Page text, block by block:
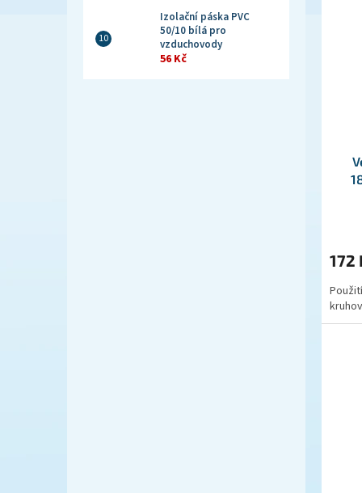
Izolační páska PVC
50/10 bílá pro
vzduchovody
56 Kč
172